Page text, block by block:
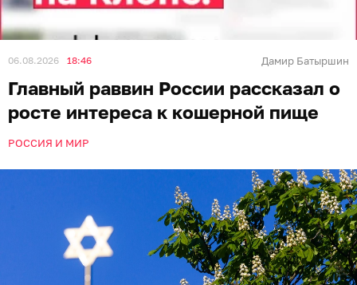
06.08.2026 18:46 Дамир Батыршин
Главный раввин России рассказал о
росте интереса к кошерной пище
РОССИЯ И МИР